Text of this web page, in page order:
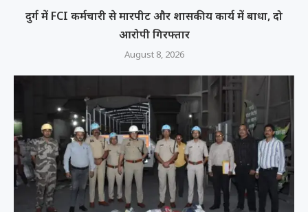
दुर्ग में FCI कर्मचारी से मारपीट और शासकीय कार्य में बाधा, दो
आरोपी गिरफ्तार
August 8, 2026